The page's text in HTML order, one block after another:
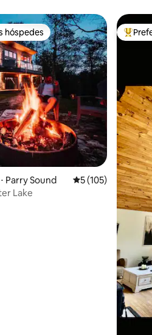
preferidos dos hóspedes
hóspedes
Parry Sound 5 de uma
5 (105)
Lake
Entre